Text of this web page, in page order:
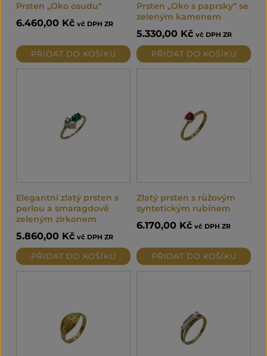
Prsten „Oko osudu“
6.460,00 Kč vč DPH ZR
PŘIDAT DO KOŠÍKU
Prsten „Oko s paprsky“ se
zeleným kamenem
5.330,00 Kč vč DPH ZR
PŘIDAT DO KOŠÍKU
Elegantní zlatý prsten s
perlou a smaragdově
zeleným zirkonem
5.860,00 Kč vč DPH ZR
PŘIDAT DO KOŠÍKU
Zlatý prsten s růžovým
syntetickým rubínem
6.170,00 Kč vč DPH ZR
PŘIDAT DO KOŠÍKU